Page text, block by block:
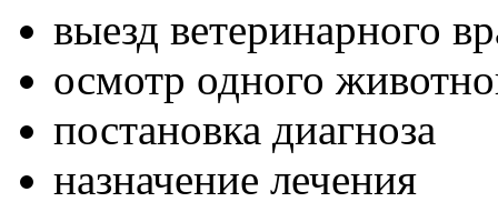
выезд ветеринарного
осмотр одного
постановка диагноза
назначение лечения